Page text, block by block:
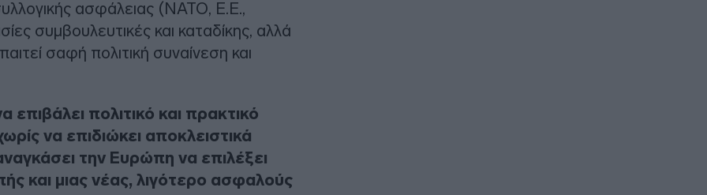
ασφάλειας (ΝΑΤΟ, Ε.Ε.,
συμβουλευτικές και καταδίκης, αλλά
σαφή πολιτική συναίνεση και
επιβάλει πολιτικό και πρακτικό
να επιδιώκει αποκλειστικά
την Ευρώπη να επιλέξει
και μιας νέας, λιγότερο ασφαλούς